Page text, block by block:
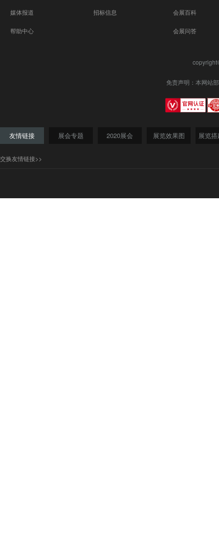
媒体报道
帮助中心
招标信息 会展百科
会展问答
免责声明：本网站
友情链接 展会专题 2020展会 展览效果图 展览
交换友情链接>>